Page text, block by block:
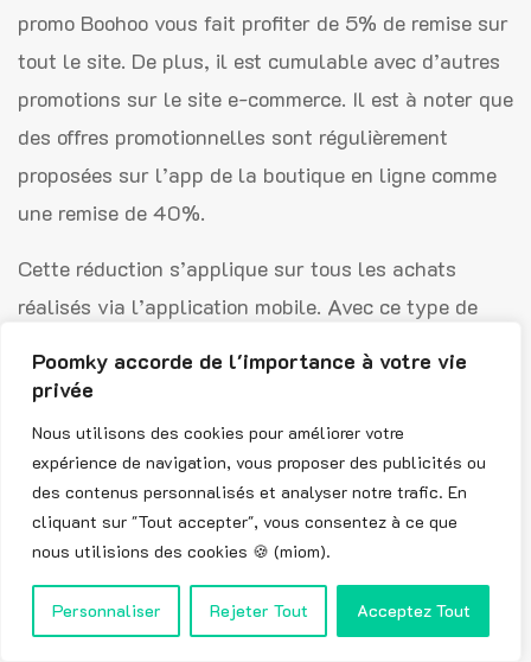
Poomky accorde de l'importance à votre vie
privée
Nous utilisons des cookies pour améliorer votre
expérience de navigation, vous proposer des publicités ou
des contenus personnalisés et analyser notre trafic. En
cliquant sur "Tout accepter", vous consentez à ce que
nous utilisions des cookies 🍪 (miom).
Personnaliser Rejeter Tout Acceptez Tout
promo Boohoo vous fait profiter de 5% de remise sur
tout le site. De plus, il est cumulable avec d’autres
promotions sur le site e-commerce. Il est à noter que
des offres promotionnelles sont régulièrement
proposées sur l’app de la boutique en ligne comme
une remise de 40%.
Cette réduction s’applique sur tous les achats
réalisés via l’application mobile. Avec ce type de
Boohoo.
Quelles marques sont compatibles avec
le code Boohoo ?
Toutes les marques sont compatibles avec les codes
de certaines collections (Collection Premium &